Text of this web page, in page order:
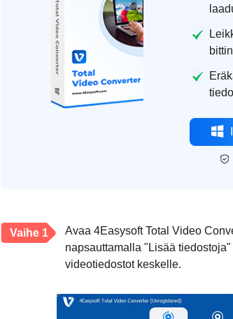
Vaihe 1
Avaa 4Easysoft Total Video
napsauttamalla "Lisää
videotiedostot keskelle.